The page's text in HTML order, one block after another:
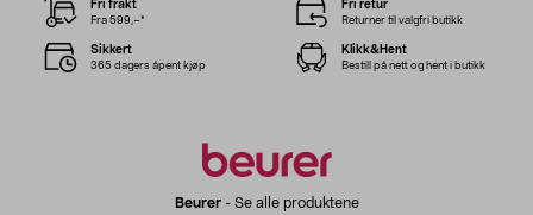
Beurer- Se alle produktene
Fri frakt
Fra 599,–*
Fri retur
Returner til valgfri butikk
Sikkert
365 dagers åpent kjøp
Klikk&Hent
Bestill på nett og hent i butikk